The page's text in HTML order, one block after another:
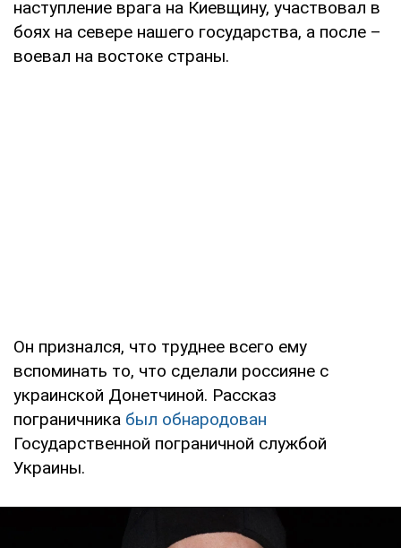
наступление врага на Киевщину, участвовал в
боях на севере нашего государства, а после –
воевал на востоке страны.
Он признался, что труднее всего ему
вспоминать то, что сделали россияне с
украинской Донетчиной. Рассказ
пограничника был обнародован
Государственной пограничной службой
Украины.